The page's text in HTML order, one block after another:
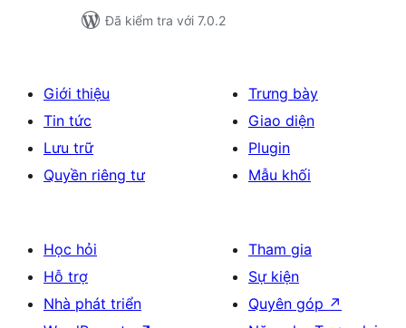
Đã kiểm tra với 7.0.2
Giới thiệu
Tin tức
Lưu trữ
Quyền riêng tư
Trưng bày
Giao diện
Plugin
Mẫu khối
Học hỏi
Hỗ trợ
Nhà phát triển
Tham gia
Sự kiện
Quyên góp ↗